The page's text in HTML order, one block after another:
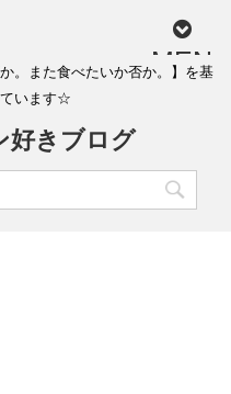
MEN
。また食べたいか否か。】を基
います☆
好きブログ